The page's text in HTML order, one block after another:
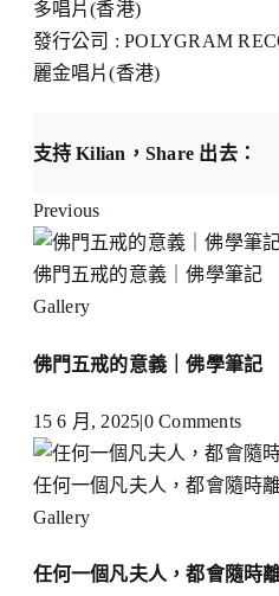
多唱片(香港)
發行公司 : POLYGRAM
麗金唱片(香港)
支持 Kilian，Share 出去：
Previous
佛門五戒的意義｜佛學筆記
Gallery
佛門五戒的意義｜佛學筆記
15 6 月, 2025|0 Comments
任何一個凡夫人，都會隨時
Gallery
任何一個凡夫人，都會隨時